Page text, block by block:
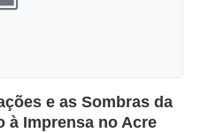
e as Sombras da
à Imprensa no Acre